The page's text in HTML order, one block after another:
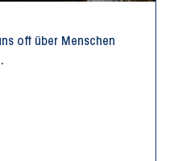
oft über Menschen